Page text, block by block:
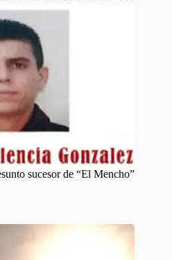
sucesor de “El Mencho”